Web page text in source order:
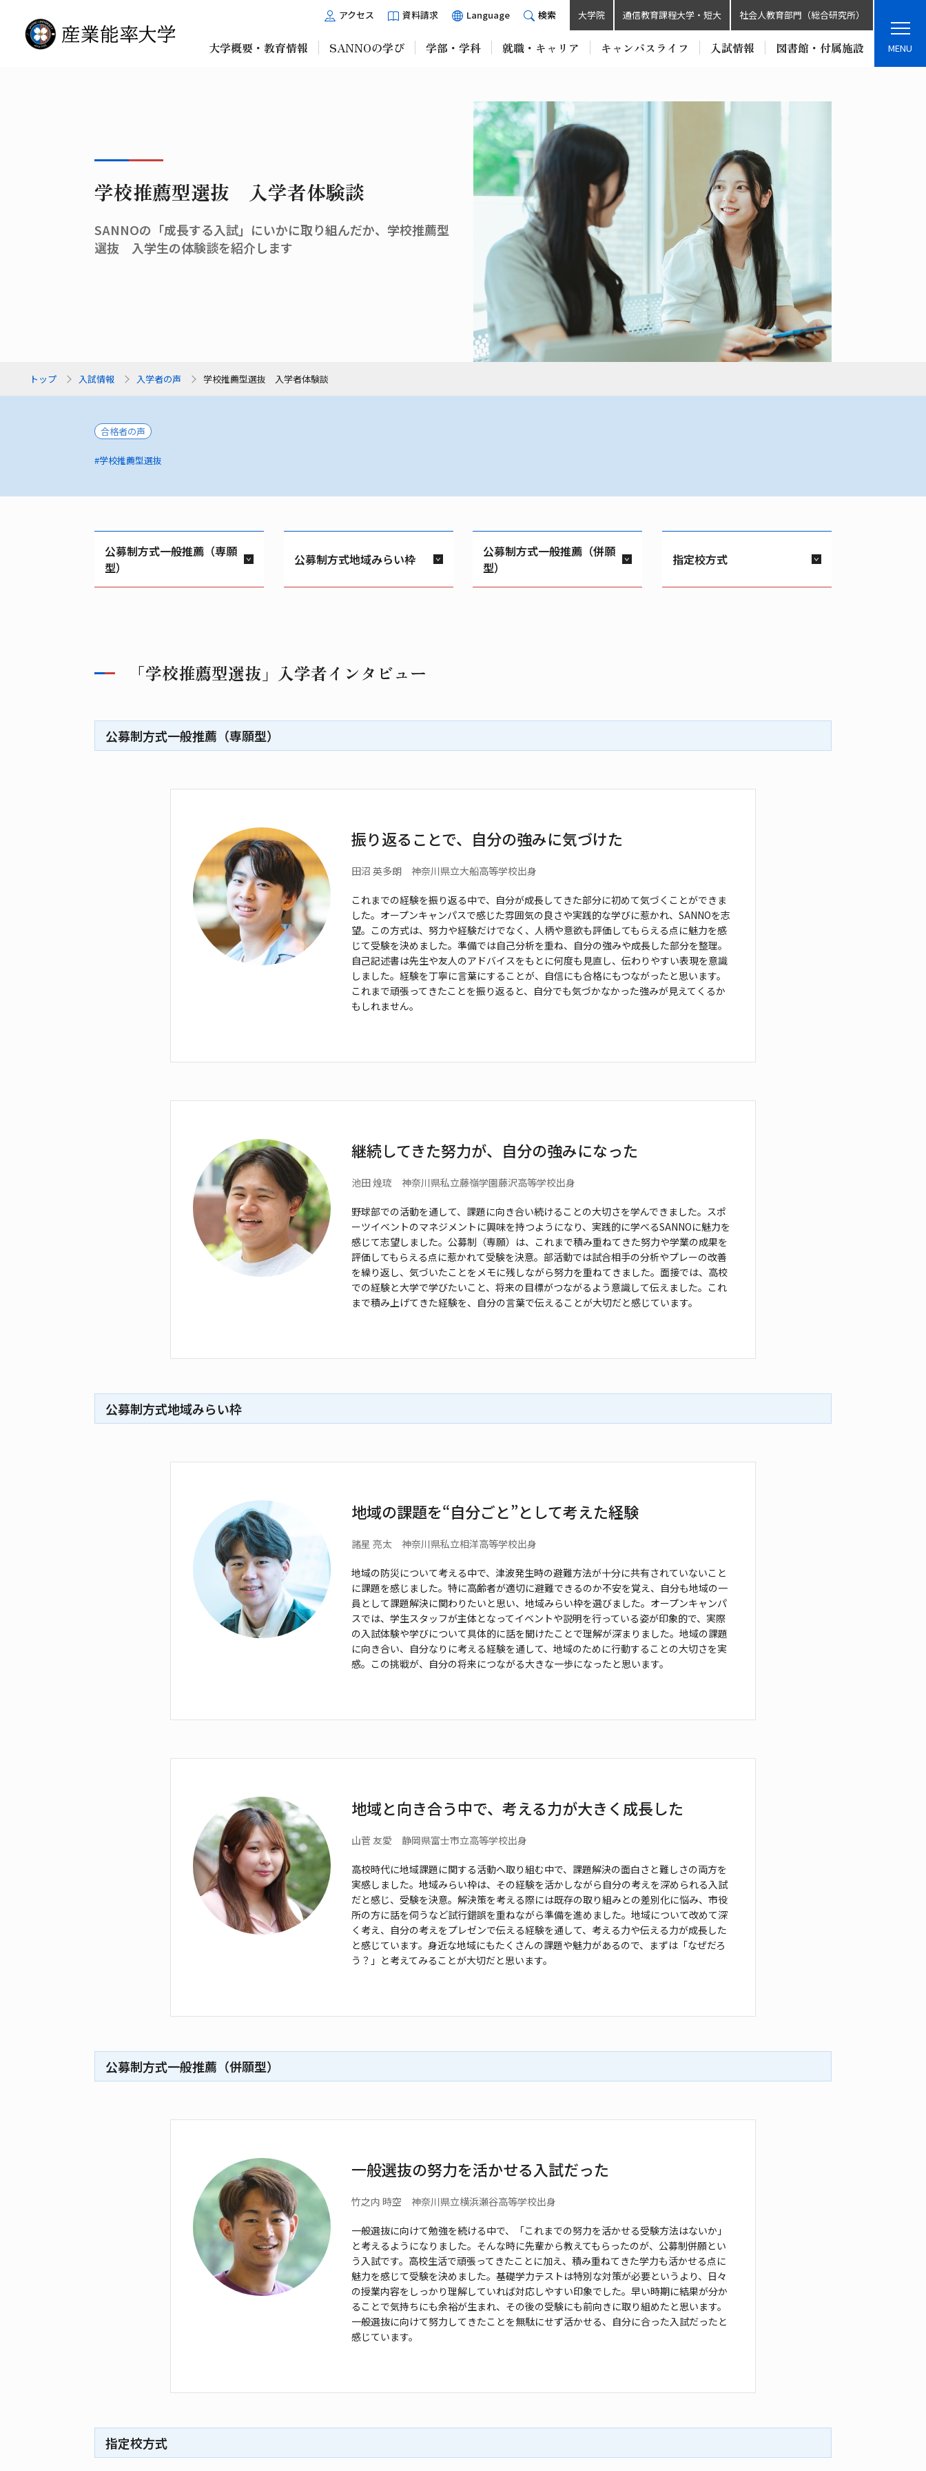
アクセス 資料請求 Language 検索 大学院 通信教育課程大学・短大 社会人教育部門（総合研究所）
大学概要・教育情報 SANNOの学び 学部・学科 就職・キャリア キャンパスライフ 入試情報 図書館・付属施設 MENU
学校推薦型選抜 入学者体験談
SANNOの「成長する入試」にいかに取り組んだか、学校推薦型
選抜 入学生の体験談を紹介します
トップ 入試情報 入学者の声 学校推薦型選抜 入学者体験談
合格者の声
#学校推薦型選抜
公募制方式一般推薦（専願
型）
公募制方式地域みらい枠
公募制方式一般推薦（併願
型）
指定校方式
「学校推薦型選抜」入学者インタビュー
公募制方式一般推薦（専願型）
振り返ることで、自分の強みに気づけた
田沼 英多朗 神奈川県立大船高等学校出身
これまでの経験を振り返る中で、自分が成長してきた部分に初めて気づくことができま
した。オープンキャンパスで感じた雰囲気の良さや実践的な学びに惹かれ、SANNOを志
望。この方式は、努力や経験だけでなく、人柄や意欲も評価してもらえる点に魅力を感
じて受験を決めました。準備では自己分析を重ね、自分の強みや成長した部分を整理。
自己記述書は先生や友人のアドバイスをもとに何度も見直し、伝わりやすい表現を意識
しました。経験を丁寧に言葉にすることが、自信にも合格にもつながったと思います。
これまで頑張ってきたことを振り返ると、自分でも気づかなかった強みが見えてくるか
もしれません。
継続してきた努力が、自分の強みになった
池田 煌琉 神奈川県私立藤嶺学園藤沢高等学校出身
野球部での活動を通して、課題に向き合い続けることの大切さを学んできました。スポ
ーツイベントのマネジメ ントに興味を持つようになり、実践的に学べるSANNOに魅力を
感じて志望しました。公募制（専願）は、これまで積み重ねてきた努力や学業の成果を
評価してもらえる点に惹かれて受験を決意。部活動では試合相手の分析やプレーの改善
を繰り返し、気づいたことをメモに残しながら努力を重ねてきました。面接では、高校
での経験と大学で学びたいこと、将来の目標がつながるよう意識して伝えました。これ
まで積み上げてきた経験を、 自分の言葉で伝えることが大切だと感じています。
公募制方式地域みらい枠
地域の課題を“自分ごと”として考えた経験
諸星 亮太 神奈川県私立相洋高等学校出身
地域の防災について考える中で、津波発生時の避難方法が十分に共有されていないこと
に課題を感じました。特に高齢者が適切に避難できるのか不安を覚え、自分も地域の一
員として課題解決に関わりたいと思い、地域みらい枠を選びました。オープンキャンパ
スでは、学生スタッフが主体となってイベントや説明を行っている姿が印象的で、実際
の入試体験や学びについて具体的に話を聞けたことで理解が深まりました。地域の課題
に向き合い、自分なりに考える経験を通して、地域のために行動することの大切さを実
感。この挑戦が、自分の将来につながる大きな一歩になったと思います。
地域と向き合う中で、考える力が大きく成長した
山菅 友愛 静岡県富士市立高等学校出身
高校時代に地域課題に関する活動へ取り組む中で、 課題解決の面白さと難しさの両方を
実感しました。地域みらい枠は、その経験を活かしながら自分の考えを深められる入試
だと感じ、受験を決意。解決策を考える際には既存の取り組みとの差別化に悩み、市役
所の方に話を伺うなど試行錯誤を重ねながら準備を進めました。地域について改めて深
く考え、 自分の考えをプレゼンで伝える経験を通して、考える力や伝える力が成長した
と感じています。身近な地域にもたくさんの課題や魅力があるので、まずは「なぜだろ
う？」と考えてみることが大切だと思います。
公募制方式一般推薦（併願型）
一般選抜の努力を活かせる入試だった
竹之内 時空 神奈川県立横浜瀬谷高等学校出身
一般選抜に向けて勉強を続ける中で、「これまでの努力を活かせる受験方法はないか」
と考えるようになりました。 そんな時に先輩から教えてもらったのが、公募制併願とい
う入試です。高校生活で頑張ってきたことに加え、積み重ねてきた学力も活かせる点に
魅力を感じて受験を決め ました。基礎学力テストは特別な対策が必要というより、 日々
の授業内容をしっかり理解していれば対応しやすい印象でした。早い時期に結果が分か
ることで気持ちにも余裕が生まれ、その後の受験にも前向きに取り組めたと思います。
一般選抜に向けて努力してきたことを無駄にせず活かせる、自分に合った入試だったと
感じています。
指定校方式